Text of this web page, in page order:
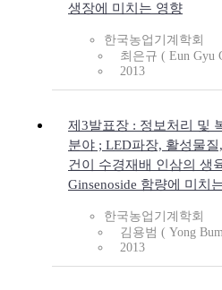
생장에 미치는 영향
한국농업기계학회
최은규 ( Eun Gyu
2013
제3발표장 : 정보처리 및
분야 ; LED파장, 활성물질
건이 수경재배 인삼의 생
Ginsenoside 함량에 미치
한국농업기계학회
김용범 ( Yong
2013